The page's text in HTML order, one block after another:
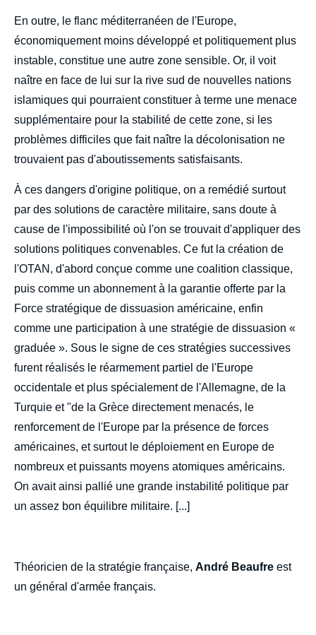
En outre, le flanc méditerranéen de l'Europe,
économiquement moins développé et politiquement plus
instable, constitue une autre zone sensible. Or, il voit
naître en face de lui sur la rive sud de nouvelles nations
islamiques qui pourraient constituer à terme une menace
supplémentaire pour la stabilité de cette zone, si les
problèmes difficiles que fait naître la décolonisation ne
trouvaient pas d'aboutissements satisfaisants.
À ces dangers d'origine politique, on a remédié surtout
par des solutions de caractère militaire, sans doute à
cause de l'impossibilité où l'on se trouvait d'appliquer des
solutions politiques convenables. Ce fut la création de
l'OTAN, d'abord conçue comme une coalition classique,
puis comme un abonnement à la garantie offerte par la
Force stratégique de dissuasion américaine, enfin
comme une participation à une stratégie de dissuasion «
graduée ». Sous le signe de ces stratégies successives
furent réalisés le réarmement partiel de l'Europe
occidentale et plus spécialement de l'Allemagne, de la
Turquie et "de la Grèce directement menacés, le
renforcement de l'Europe par la présence de forces
américaines, et surtout le déploiement en Europe de
nombreux et puissants moyens atomiques américains.
On avait ainsi pallié une grande instabilité politique par
un assez bon équilibre militaire. [...]
Théoricien de la stratégie française, André Beaufre est
un général d'armée français.
Image
de
de
publication
Général André BEAUFRE, « Les armements
et la paix », Politique étrangère, Articles, Ifri,
6 juin 1962.